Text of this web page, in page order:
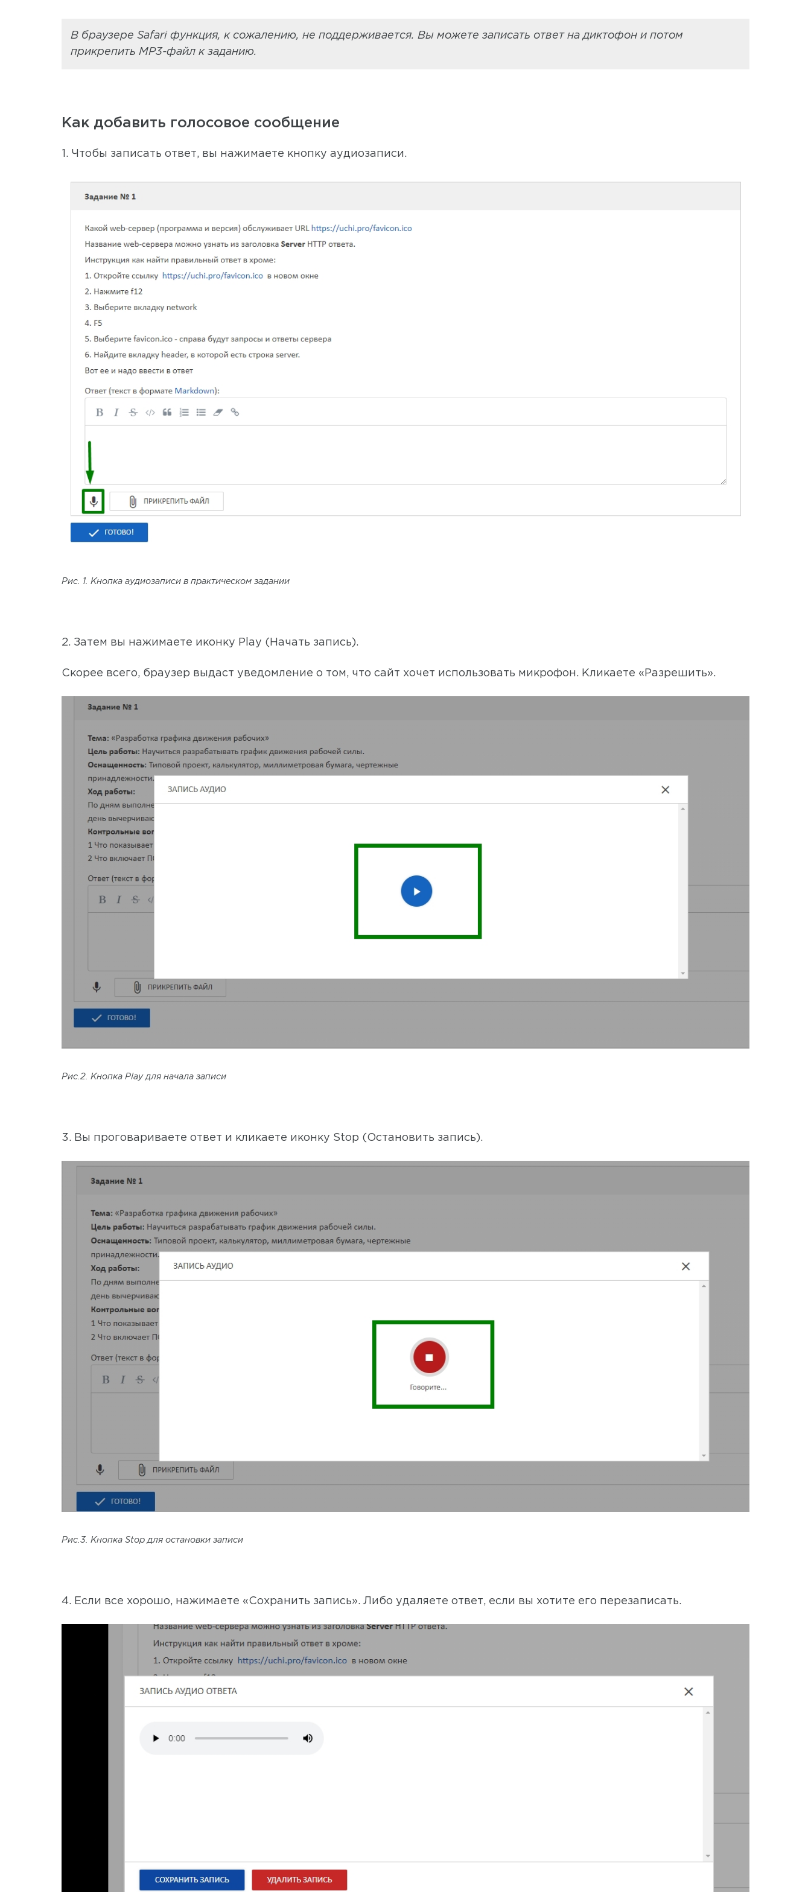
В браузере Safari функция, к сожалению, не поддерживается. Вы можете записать ответ на диктофон и потом
прикрепить MP3-файл к заданию.
Как добавить голосовое сообщение
1. Чтобы записать ответ, вы нажимаете кнопку аудиозаписи.
Рис. 1. Кнопка аудиозаписи в практическом задании
2. Затем вы нажимаете иконку Play (Начать запись).
Скорее всего, браузер выдаст уведомление о том, что сайт хочет использовать микрофон. Кликаете «Разрешить».
Рис.2. Кнопка Play для начала записи
3. Вы проговариваете ответ и кликаете иконку Stop (Остановить запись).
Рис.3. Кнопка Stop для остановки записи
4. Если все хорошо, нажимаете «Сохранить запись». Либо удаляете ответ, если вы хотите его перезаписать.